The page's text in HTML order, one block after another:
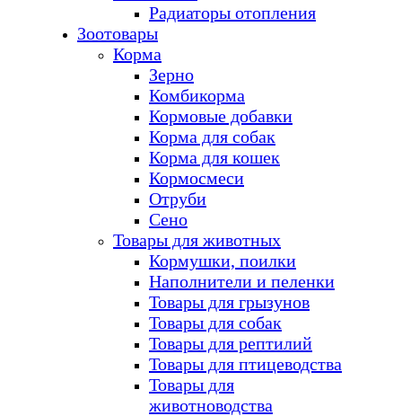
Радиаторы отопления
Зоотовары
Корма
Зерно
Комбикорма
Кормовые добавки
Корма для собак
Корма для кошек
Кормосмеси
Отруби
Сено
Товары для животных
Кормушки, поилки
Наполнители и пеленки
Товары для грызунов
Товары для собак
Товары для рептилий
Товары для птицеводства
Товары для
животноводства